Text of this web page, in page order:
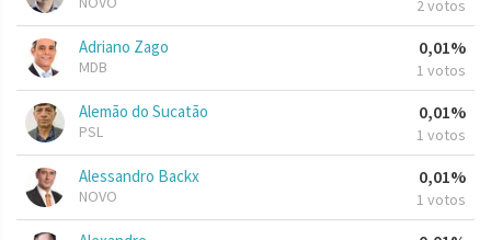
2 votos
Adriano Zago
MDB
0,01%
1 votos
Alemão do Sucatão
PSL
0,01%
1 votos
Alessandro Backx
NOVO
0,01%
1 votos